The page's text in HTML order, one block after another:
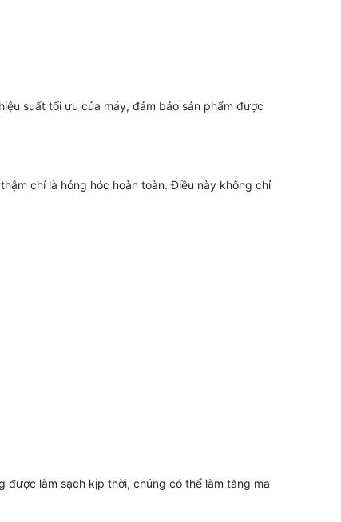
suất tối ưu của máy, đảm bảo sản phẩm được
chí là hỏng hóc hoàn toàn. Điều này không chỉ
được làm sạch kịp thời, chúng có thể làm tăng ma